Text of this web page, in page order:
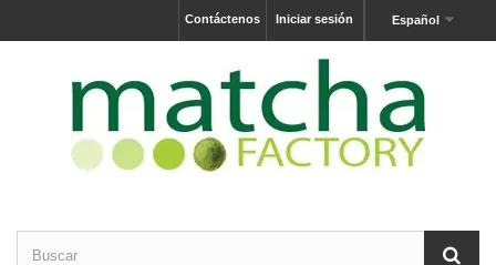
Español
Iniciar sesión
Contáctenos